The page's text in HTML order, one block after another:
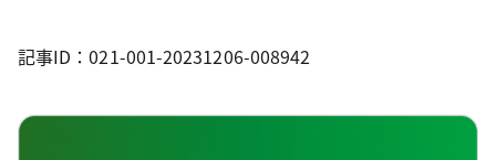
記事ID：021-001-20231206-008942